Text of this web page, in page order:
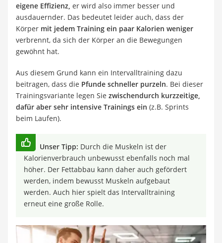
eigene Effizienz, er wird also immer besser und
ausdauernder. Das bedeutet leider auch, dass der
Körper mit jedem Training ein paar Kalorien weniger
verbrennt, da sich der Körper an die Bewegungen
gewöhnt hat.
Aus diesem Grund kann ein Intervalltraining dazu
beitragen, dass die Pfunde schneller purzeln. Bei dieser
Trainingsvariante legen Sie zwischendurch kurzzeitige,
dafür aber sehr intensive Trainings ein (z.B. Sprints
beim Laufen).
Unser Tipp: Durch die Muskeln ist der
Kalorienverbrauch unbewusst ebenfalls noch mal
höher. Der Fettabbau kann daher auch gefördert
werden, indem bewusst Muskeln aufgebaut
werden. Auch hier spielt das Intervalltraining
erneut eine große Rolle.